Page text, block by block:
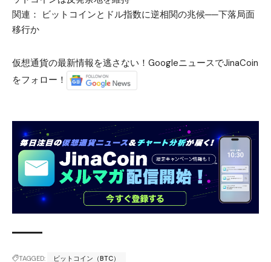
関連： ビットコインとドル指数に逆相関の兆候──下落局面
移行か
仮想通貨の最新情報を逃さない！GoogleニュースでJinaCoin
をフォロー！
TAGGED:
ビットコイン（BTC）